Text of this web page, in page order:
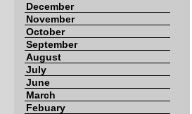
December
November
October
September
August
July
June
March
Febuary